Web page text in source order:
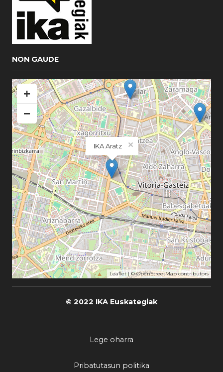
NON GAUDE
IKA Aratz ×
+
−
Leaflet | ©OpenStreetMapcontributors
© 2022 IKA Euskategiak
Lege oharra
Pribatutasun politika